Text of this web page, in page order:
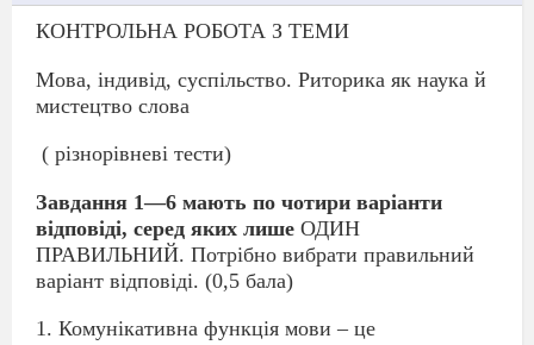
КОНТРОЛЬНА РОБОТА З ТЕМИ
Мова, індивід, суспільство. Риторика як наука й
мистецтво слова
( різнорівневі тести)
Завдання 1—6 мають по чотири варiанти
вiдповiдi, серед яких лише ОДИН
ПРАВИЛЬНИЙ. Потрiбно вибрати правильний
варiант вiдповiдi. (0,5 бала)
1. Комунікативна функція мови – це